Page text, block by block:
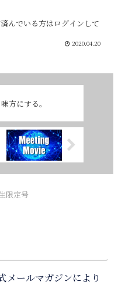
んでいる方はログインして
2020.04.20
方にする。
限定号
メールマガジンにより